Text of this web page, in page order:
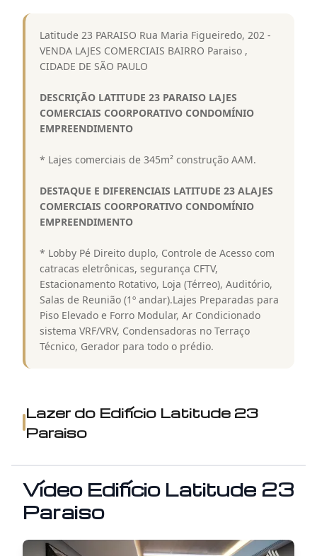
Latitude 23 PARAISO Rua Maria Figueiredo, 202 -
VENDA LAJES COMERCIAIS BAIRRO Paraiso ,
CIDADE DE SÃO PAULO
DESCRIÇÃO LATITUDE 23 PARAISO LAJES
COMERCIAIS COORPORATIVO CONDOMÍNIO
EMPREENDIMENTO
* Lajes comerciais de 345m² construção AAM.
DESTAQUE E DIFERENCIAIS LATITUDE 23 ALAJES
COMERCIAIS COORPORATIVO CONDOMÍNIO
EMPREENDIMENTO
* Lobby Pé Direito duplo, Controle de Acesso com
catracas eletrônicas, segurança CFTV,
Estacionamento Rotativo, Loja (Térreo), Auditório,
Salas de Reunião (1º andar).Lajes Preparadas para
Piso Elevado e Forro Modular, Ar Condicionado
sistema VRF/VRV, Condensadoras no Terraço
Técnico, Gerador para todo o prédio.
Lazer do Edifício Latitude 23
Paraiso
Vídeo Edifício Latitude 23
Paraiso